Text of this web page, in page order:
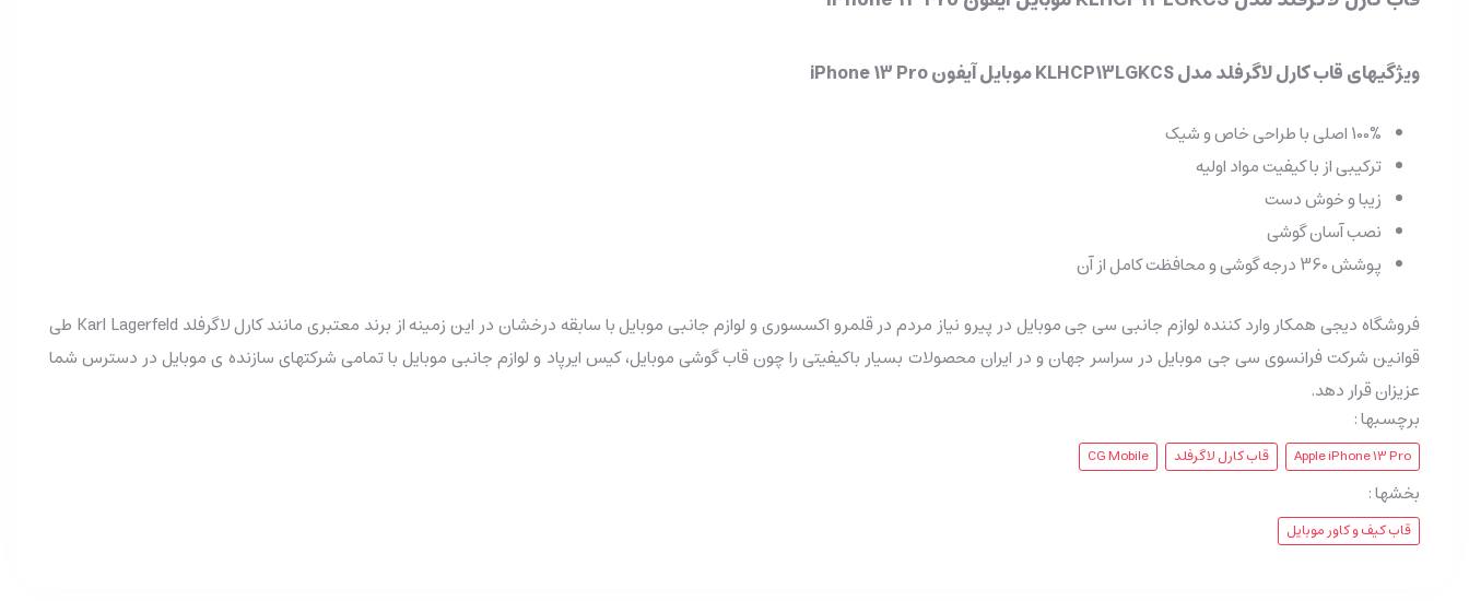
ویژگیهای قاب کارل لاگرفلد مدل KLHCP13LGKCS موبایل آیفون iPhone 13 Pro
100% اصلی با طراحی خاص و شیک
ترکیبی از با کیفیت مواد اولیه
زیبا و خوش دست
نصب آسان گوشی
پوشش 360 درجه گوشی و محافظت کامل از آن
فروشگاه دیجی همکار وارد کننده لوازم جانبی سی جی موبایل در پیرو نیاز مردم در قلمرو اکسسوری و لوازم جانبی موبایل با سابقه درخشان در این زمینه از برند معتبری مانند کارل لاگرفلد Karl Lagerfeld طی
قوانین شرکت فرانسوی سی جی موبایل در سراسر جهان و در ایران محصولات بسیار باکیفیتی را چون قاب گوشی موبایل، کیس ایرپاد و لوازم جانبی موبایل با تمامی شرکتهای سازنده ی موبایل در دسترس شما
عزیزان قرار دهد.
برچسبها :
Apple iPhone 13 Pro قاب کارل لاگرفلد CG Mobile
بخشها :
قاب کیف و کاور موبایل